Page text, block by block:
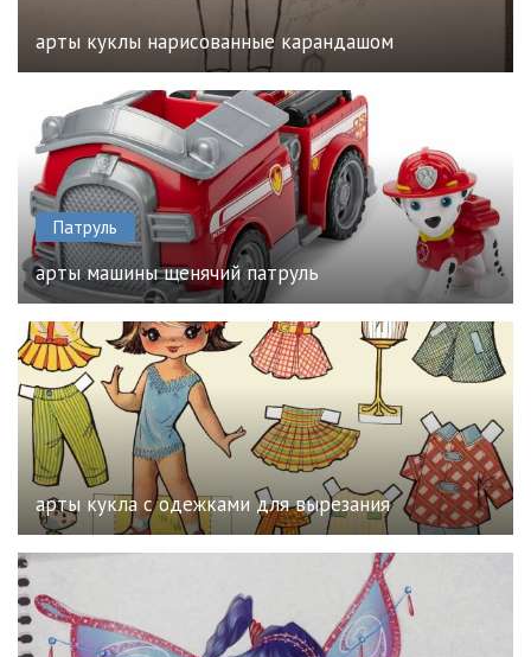
арты куклы нарисованные карандашом
Патруль
арты машины щенячий патруль
арты кукла с одежками для вырезания